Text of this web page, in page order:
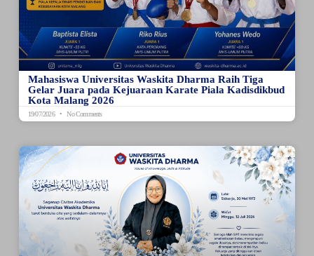
Mahasiswa Universitas Waskita Dharma Raih Tiga
Gelar Juara pada Kejuaraan Karate Piala Kadisdikbud
Kota Malang 2026
19/07/2026 No Comments